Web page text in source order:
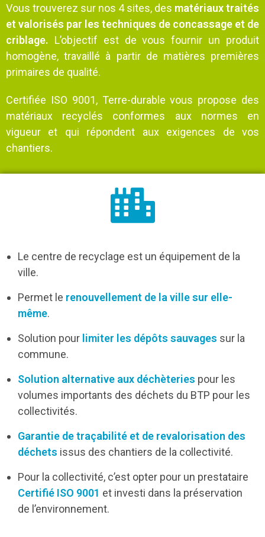
Vous trouverez sur nos 4 sites, des matériaux traités
et valorisés par les techniques de concassage et de
criblage. L’objectif est de vous fournir un produit
homogène, travaillé à partir de matières premières
primaires de qualité.
Certifiée ISO 9001, Terre-durable vous propose des
matériaux recyclés conformes aux normes en
vigueur et qui répondent aux exigences de vos
chantiers.
Le centre de recyclage est un équipement de la
ville.
Permet le renouvellement de la ville sur elle-
même.
Solution pour limiter les dépôts sauvages sur la
commune.
Solution alternative aux déchèteries pour les
volumes importants des déchets du BTP pour les
collectivités.
Garantie de traçabilité et de revalorisation des
déchets issus des chantiers de la collectivité.
Pour la collectivité, c’est opter pour un prestataire
Certifié ISO 9001 et investi dans la préservation
de l’environnement.